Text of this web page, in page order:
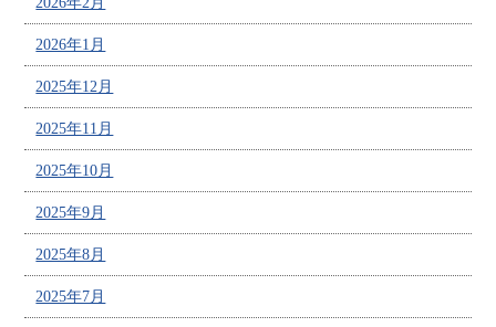
2026年1月
2025年12月
2025年11月
2025年10月
2025年9月
2025年8月
2025年7月